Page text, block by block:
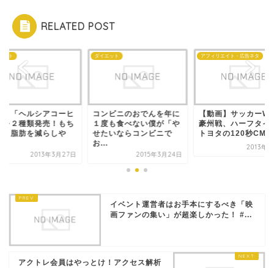
RELATED POST
ット
、「ヘルシアコーヒ
を２種類発売！もち
、脂肪を減らしや
2013年3月27日
ダイエット
コンビニのおでんを年に
１度も食べない僕が「や
せたいならコンビニで
お...
2015年3月24日
アフィリエイト・広告ネタ
【動画】サッカーW
豪州戦、ハーフタイ
トヨタの120秒CM
2013年6
イベント運営者はお手本にするべき「映
画ファンの集い」が超楽しかった！ #...
アクトレ会員はやっとけ！アクセス解析